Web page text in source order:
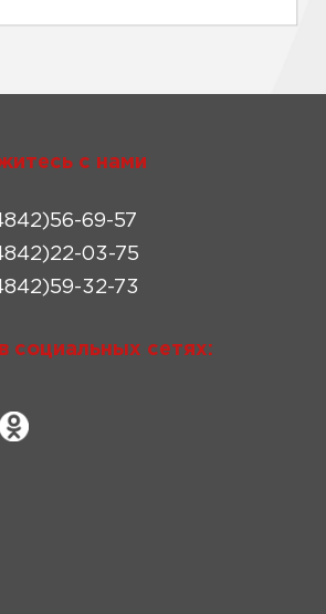
с нами
69-57
03-75
32-73
социальных сетях: